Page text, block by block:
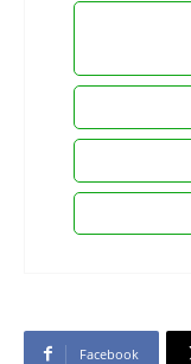
Facebook